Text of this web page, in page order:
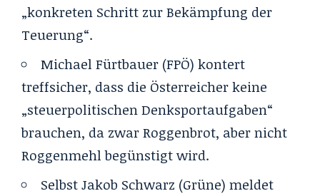
„konkreten Schritt zur Bekämpfung der
Teuerung“.
Michael Fürtbauer (FPÖ) kontert
treffsicher, dass die Österreicher keine
„steuerpolitischen Denksportaufgaben“
brauchen, da zwar Roggenbrot, aber nicht
Roggenmehl begünstigt wird.
Selbst Jakob Schwarz (Grüne) meldet